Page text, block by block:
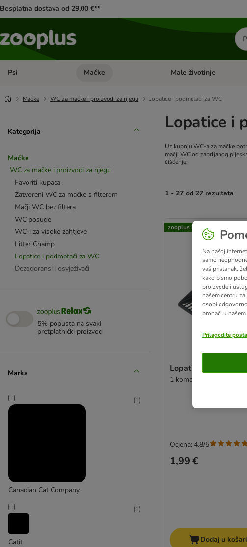
Besplatna dostava od 29,00 €**
Traži
Psi Pregled kategorija: Psi
Mačke Pregled kategorija: Mačke
Male životinje
Mačke WC za mačke i proizvodi za njegu Lopatice i podmetači za WC
Kategorija
Mačke
WC za mačke i proizvodi za njegu
Favoriti kupaca
Zatvoreni WC za mačke s filterom
Mačji WC bez filtera
WC posude
WC-i za visoke zahtjeve
Litter Champ
Lopatice i podmetači za WC
Dezodoransi i osvježivači
Beaphar CatComfort
Feliway
Felisept
Odstranjivanje dlake
Njega kandži i šapica
5% popusta na svaki
pretplatnički proizvod
Marka
Canadian Cat Company
(1)
Catit
(1)
Lopatice i
Uz kupnju WC-a za mačke
mačji WC od zaprljanog
čišćenje.
1 - 27 od 27 rezultata
artikli proizvoda su
zooplus izbor
Lopatica za pijesak
1 komad
1,99 €
Ocjena: 4.8/5
Dodaj u
Na našoj
samo
vaš pristanak,
kako bismo
proizvode i
našem centru
osobi
pronaći u
Prilagodite